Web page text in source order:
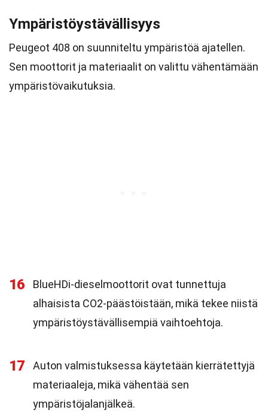
Ympäristöystävällisyys
Peugeot 408 on suunniteltu ympäristöä ajatellen.
Sen moottorit ja materiaalit on valittu vähentämään
ympäristövaikutuksia.
16
BlueHDi-dieselmoottorit ovat tunnettuja
alhaisista CO2-päästöistään, mikä tekee niistä
ympäristöystävällisempiä vaihtoehtoja.
17
Auton valmistuksessa käytetään kierrätettyjä
materiaaleja, mikä vähentää sen
ympäristöjalanjälkeä.